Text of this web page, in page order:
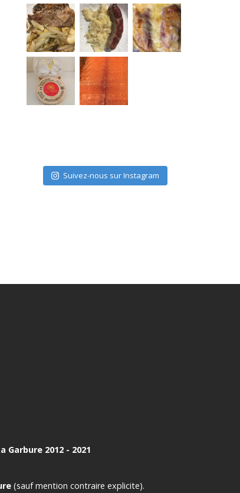
Suivez-nous sur Instagram
2012 - 2021
(sauf mention contraire explicite).